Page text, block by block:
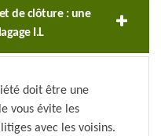
de clôture : une
I.L
doit être une
vous évite les
avec les voisins.